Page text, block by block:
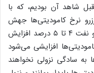
شاهد آن بودیم، که با
نرخ کامودیتی‌ها جهش
داشتند، به عنوان مثال مس تا ۷ درصد و نفت ۴ تا ۵ درصد افزایش
افزایشی می‌شود
سادگی نزولی نخواهند